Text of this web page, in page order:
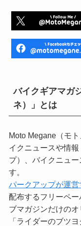
バイクギアマガ
ネ）」とは
Moto Megane（モ
イクニュースや情
プ）、バイクニュ
す。
パークアップが運営
配布するフリーペ
ブマガジンだけのオ
「ライダーのブツ